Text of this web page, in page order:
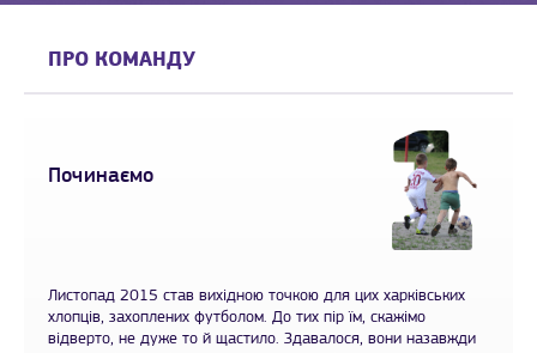
ПРО КОМАНДУ
Починаємо
Листопад 2015 став вихідною точкою для цих харківських
хлопців, захоплених футболом. До тих пір їм, скажімо
відверто, не дуже то й щастило. Здавалося, вони назавжди